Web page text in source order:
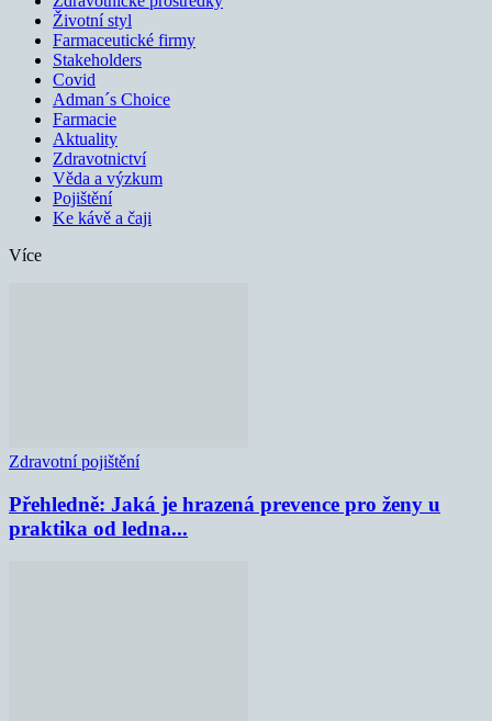
Životní styl
Farmaceutické firmy
Stakeholders
Covid
Adman´s Choice
Farmacie
Aktuality
Zdravotnictví
Věda a výzkum
Pojištění
Ke kávě a čaji
Více
Zdravotní pojištění
Přehledně: Jaká je hrazená prevence pro ženy u
praktika od ledna...